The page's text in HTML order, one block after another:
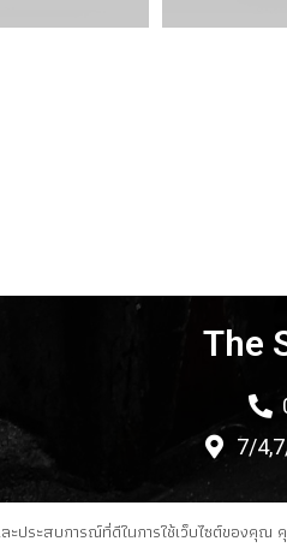
The
7/
ะประสบการณ์ที่ดีในการใช้เว็บไซต์ของคุณ